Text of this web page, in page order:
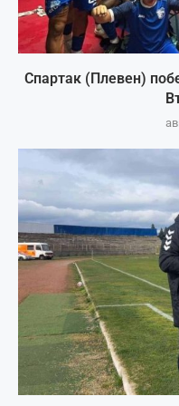
Спартак (Плевен)